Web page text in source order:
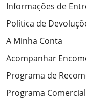
Informações de
Política de
A Minha Conta
Acompanhar
Programa de
Programa Comercial